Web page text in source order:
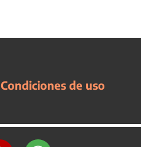
Condiciones de uso